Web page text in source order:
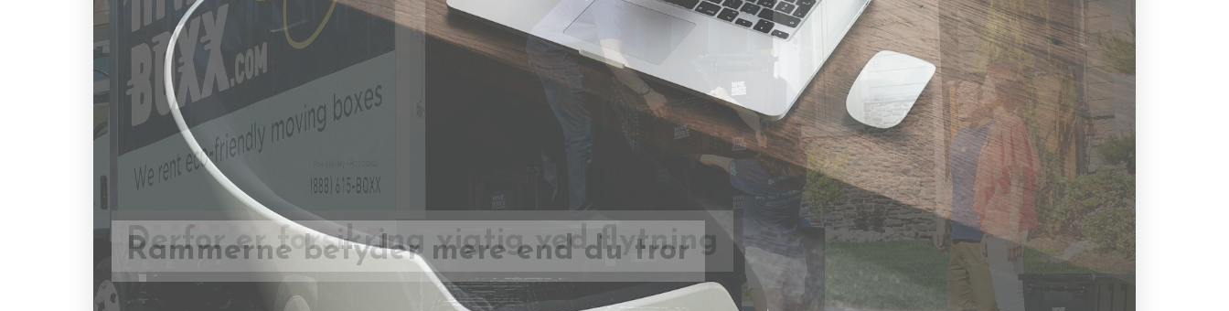
Rammerne betyder mere end du tror
Derfor er forsikring vigtig ved flytning